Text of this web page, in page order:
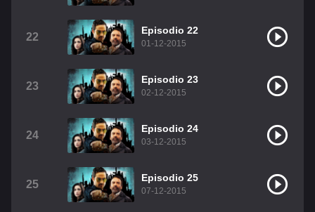
22
Episodio 22
01-12-2015
23
Episodio 23
02-12-2015
24
Episodio 24
03-12-2015
25
Episodio 25
07-12-2015